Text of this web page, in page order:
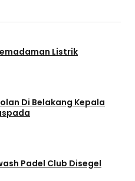
Listrik
Di Belakang Kepala
Padel Club Disegel